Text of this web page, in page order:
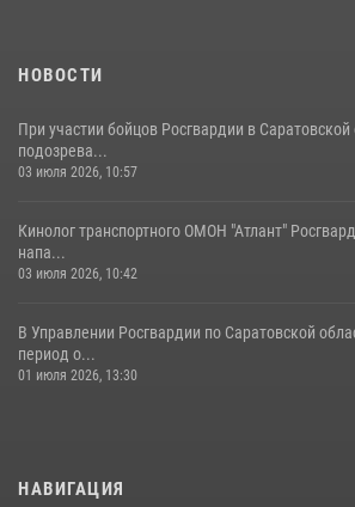
07 августа 2026, 11:35
НОВОСТИ
При участии бойцов Росгвардии в
подозрева...
03 июля 2026, 10:57
Кинолог транспортного ОМОН "Атлант"
напа...
03 июля 2026, 10:42
В Управлении Росгвардии по Саратовской
период о...
01 июля 2026, 13:30
НАВИГАЦИЯ